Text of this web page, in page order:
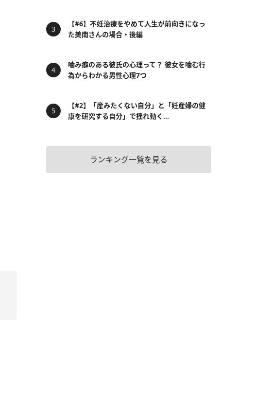
【#6】不妊治療をやめて人生が前向きになっ
た美南さんの場合・後編
噛み癖のある彼氏の心理って？ 彼女を噛む行
為からわかる男性心理7つ
【#2】「産みたくない自分」と「妊産婦の健
康を研究する自分」で揺れ動く...
ランキング一覧を見る